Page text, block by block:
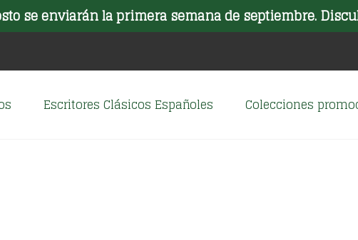
se enviarán la primera semana de septiembre.
Escritores Clásicos Españoles Colecciones